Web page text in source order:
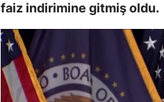
faiz indirimine gitmiş oldu.